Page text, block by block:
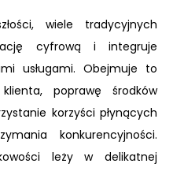
wiele tradycyjnych
cyfrową i integruje
usługami. Obejmuje to
poprawę środków
korzyści płynących
konkurencyjności.
leży w delikatnej